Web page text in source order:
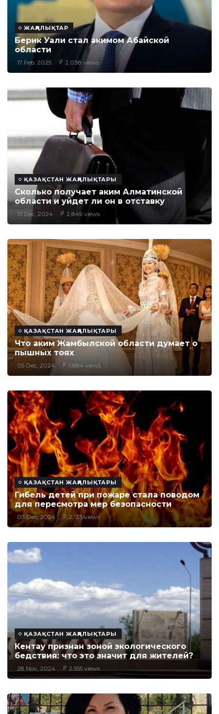
ЖАҢАЛЫҚТАР
Берик Уали стал акимом Абайской
области
17 Feb, 2025 2,038 views
ҚАЗАҚСТАН ЖАҢАЛЫҚТАРЫ
Сколько получает аким Алматинской
области и уйдет ли он в отставку
13 Dec, 2024 2,849 views
ҚАЗАҚСТАН ЖАҢАЛЫҚТАРЫ
Что аким Жамбылской области думает о
пышных тоях
05 Dec, 2024 1,884 views
ҚАЗАҚСТАН ЖАҢАЛЫҚТАРЫ
Гибель детей при пожаре стала поводом
для пересмотра мер безопасности
03 Dec, 2024 2,133 views
ҚАЗАҚСТАН ЖАҢАЛЫҚТАРЫ
Кентау признан зоной экологического
бедствия: что это значит для жителей?
28 Nov, 2024 2,555 views